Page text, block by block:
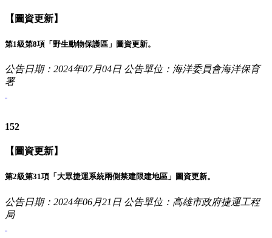
【圖資更新】
第1級第8項「野生動物保護區」圖資更新。
公告日期：2024年07月04日 公告單位：海洋委員會海洋保育
署
152
【圖資更新】
第2級第31項「大眾捷運系統兩側禁建限建地區」圖資更新。
公告日期：2024年06月21日 公告單位：高雄市政府捷運工程
局